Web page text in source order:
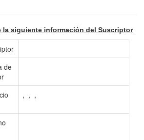
la siguiente información del Suscriptor
de
, , ,